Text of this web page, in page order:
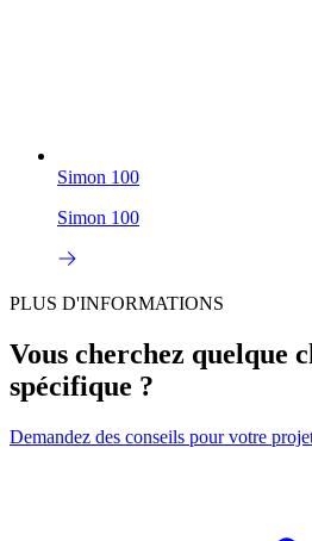
Simon 100
Simon 100
PLUS D'INFORMATIONS
Vous cherchez quelque
spécifique ?
Demandez des conseils pour votre